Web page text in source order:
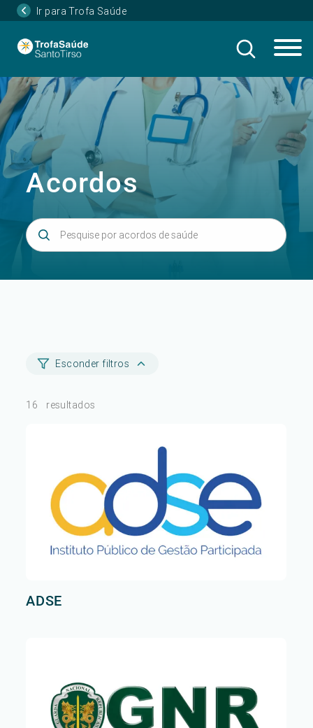
Ir para Trofa Saúde
Acordos
Esconder filtros
16 resultados
ADSE